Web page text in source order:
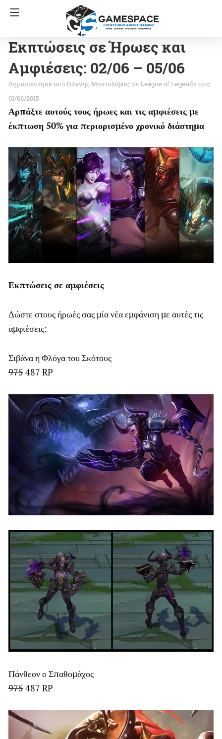
Εκπτώσεις σε Ήρωες και
Αμφιέσεις: 02/06 – 05/06
Γιάννης Μανταλόβας σε League of Legends στις
01/06/2015
Αρπάξτε αυτούς τους ήρωες και τις αμφιέσεις με
έκπτωση 50% για περιορισμένο χρονικό διάστημα
Εκπτώσεις σε αμφιέσεις
Δώστε στους ήρωές σας μία νέα εμφάνιση με αυτές τις
αμφιέσεις:
Σιβάνα η Φλόγα του Σκότους
975487 RP
Πάνθεον ο Σπαθομάχος
975487 RP